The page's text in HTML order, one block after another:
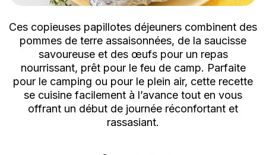
Ces copieuses papillotes déjeuners combinent des
pommes de terre assaisonnées, de la saucisse
savoureuse et des œufs pour un repas
nourrissant, prêt pour le feu de camp. Parfaite
pour le camping ou pour le plein air, cette recette
se cuisine facilement à l’avance tout en vous
offrant un début de journée réconfortant et
rassasiant.